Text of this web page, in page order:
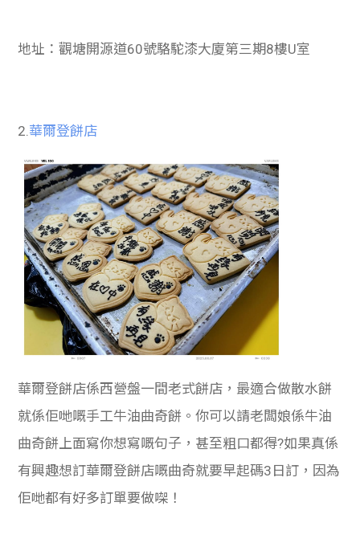
地址：觀塘開源道60號駱駝漆大廈第三期8樓U室
2. 華爾登餅店
華爾登餅店係西營盤一間老式餅店，最適合做散水餅
就係佢哋嘅手工牛油曲奇餅。你可以請老闆娘係牛油
曲奇餅上面寫你想寫嘅句子，甚至粗口都得?如果真係
有興趣想訂華爾登餅店嘅曲奇就要早起碼3日訂，因為
佢哋都有好多訂單要做㗎！